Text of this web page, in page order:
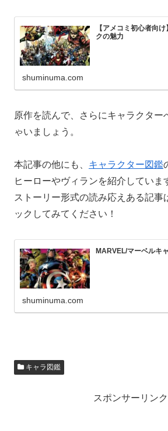
【アメコミ初心者向
クの魅力
shuminuma.com
原作を読んで、さらにキャラクター
ゃいましょう。
本記事の他にも、 キャラクター図鑑
ヒーローやヴィランを紹介していま
ストーリー形式の読み応えある記事
ックしてみてください！
MARVEL/マーベルキ
shuminuma.com
キャラ図鑑
スポンサーリンク